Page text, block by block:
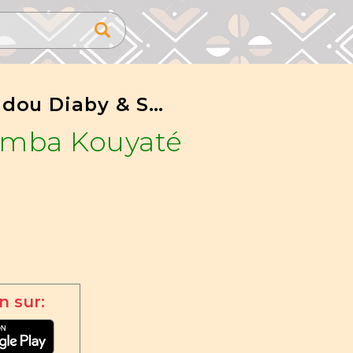
Mamadou Diaby & Sidy Yaya Diaby 4
Kouyaté
sur: